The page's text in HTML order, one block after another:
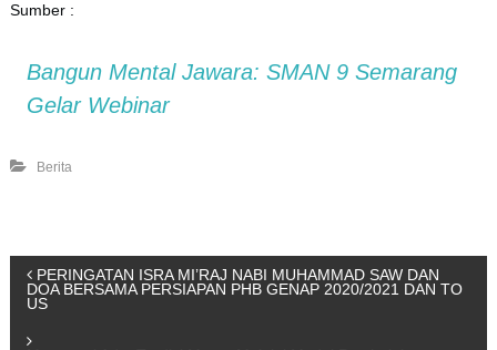
Sumber :
Bangun Mental Jawara: SMAN 9 Semarang
Gelar Webinar
Berita
P
o
PERINGATAN ISRA MI’RAJ NABI MUHAMMAD SAW DAN
DOA BERSAMA PERSIAPAN PHB GENAP 2020/2021 DAN TO
US